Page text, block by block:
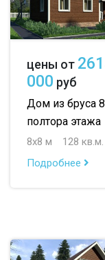
цены от
000 руб
Дом из бруса
полтора этажа
8х8 м
128 кв.м.
Подробнее